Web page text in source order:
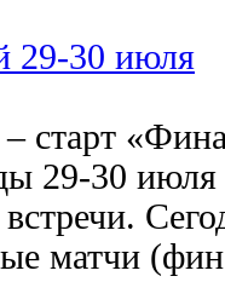
29-30 июля
старт
29-30 июля
матчи